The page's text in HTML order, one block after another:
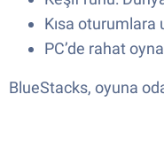
Kısa oturumlara
PC’de rahat
BlueStacks, oyuna